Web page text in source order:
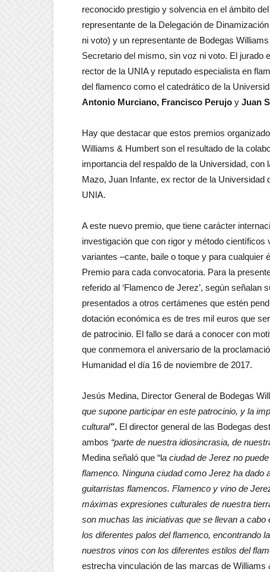
reconocido prestigio y solvencia en el ámbito
representante de la Delegación de
ni voto) y un representante de Bodegas
Secretario del mismo, sin voz ni voto. El jurado
rector de la UNIA y reputado especialista en
del flamenco como el catedrático de la
Antonio Murciano, Francisco Perujo y Juan
Hay que destacar que estos premios
Williams & Humbert son el resultado de la
importancia del respaldo de la Universidad,
Mazo, Juan Infante, ex rector de la
UNIA.
A este nuevo premio, que tiene carácter
investigación que con rigor y método científicos
variantes –cante, baile o toque y para cualquier
Premio para cada convocatoria. Para la
referido al ‘Flamenco de Jerez’, según
presentados a otros certámenes que estén
dotación económica es de tres mil euros que
de patrocinio. El fallo se dará a conocer con
que conmemora el aniversario de la
Humanidad el día 16 de noviembre de 2017.
Jesús Medina, Director General de Bodegas
que supone participar en este patrocinio, y la
cultural”. El director general de las Bodegas
ambos “parte de nuestra idiosincrasia, de
Medina señaló que “la ciudad de Jerez no
flamenco. Ninguna ciudad como Jerez ha
guitarristas flamencos. Flamenco y vino de
máximas expresiones culturales de nuestra
son muchas las iniciativas que se llevan a
los diferentes palos del flamenco, encontrando
nuestros vinos con los diferentes estilos del
estrecha vinculación de las marcas de